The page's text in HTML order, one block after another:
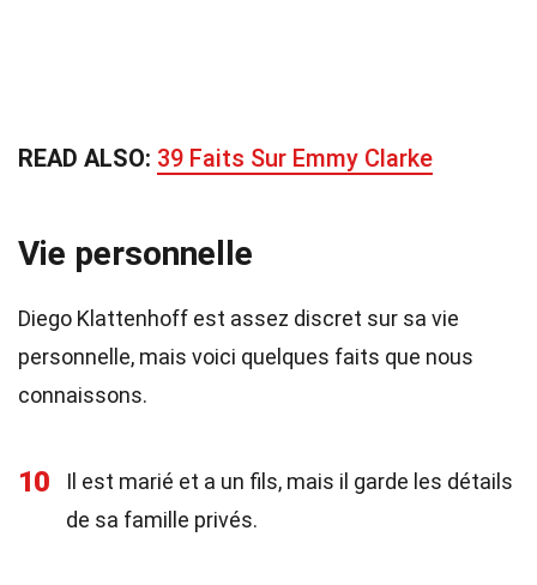
READ ALSO: 39 Faits Sur Emmy Clarke
Vie personnelle
Diego Klattenhoff est assez discret sur sa vie
personnelle, mais voici quelques faits que nous
connaissons.
10
Il est marié et a un fils, mais il garde les détails
de sa famille privés.